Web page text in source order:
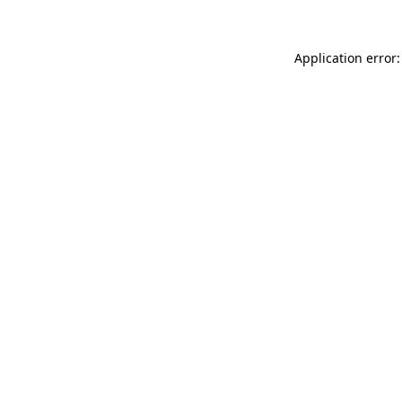
Application